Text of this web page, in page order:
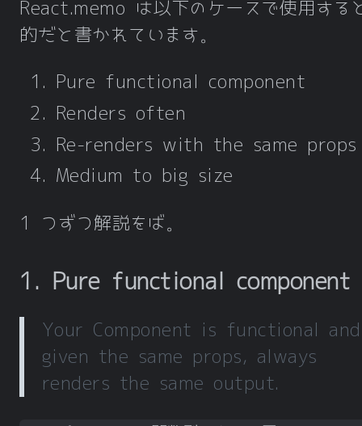
React.memo は以下のケースで使用する
的だと書かれています。
Pure functional component
Renders often
Re-renders with the same props
Medium to big size
1 つずつ解説をば。
1. Pure functional component
Your Component is functional and
given the same props, always
renders the same output.